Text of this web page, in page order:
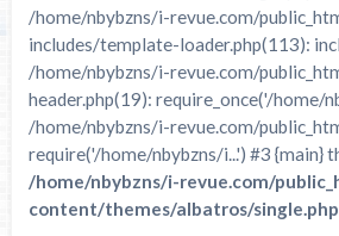
/home/nbybzns/i-revue.com/
includes/template-loader.php(113):
/home/nbybzns/i-revue.com/
header.php(19): require_once('/home/
/home/nbybzns/i-revue.com/
require('/home/nbybzns/i...') #3 {main}
/home/nbybzns/i-revue.com/
content/themes/albatros/single.php